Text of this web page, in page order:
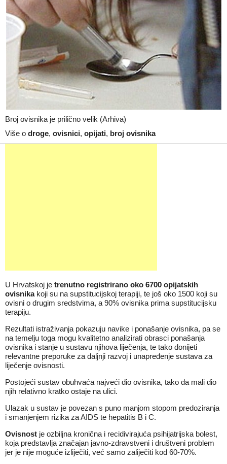
Broj ovisnika je prilično velik (Arhiva)
Više o droge, ovisnici, opijati, broj ovisnika
U Hrvatskoj je trenutno registrirano oko 6700 opijatskih
ovisnika koji su na supstitucijskoj terapiji, te još oko 1500 koji su
ovisni o drugim sredstvima, a 90% ovisnika prima supstitucijsku
terapiju.
Rezultati istraživanja pokazuju navike i ponašanje ovisnika, pa se
na temelju toga mogu kvalitetno analizirati obrasci ponašanja
ovisnika i stanje u sustavu njihova liječenja, te tako donijeti
relevantne preporuke za daljnji razvoj i unapređenje sustava za
liječenje ovisnosti.
Postojeći sustav obuhvaća najveći dio ovisnika, tako da mali dio
njih relativno kratko ostaje na ulici.
Ulazak u sustav je povezan s puno manjom stopom predoziranja
i smanjenjem rizika za AIDS te hepatitis B i C.
Ovisnost je ozbiljna kronična i recidivirajuća psihijatrijska bolest,
koja predstavlja značajan javno-zdravstveni i društveni problem
jer je nije moguće izliječiti, već samo zaliječiti kod 60-70%.